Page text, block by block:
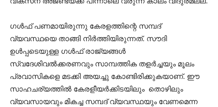
ഗള്‍ഫ് പണമായിരുന്നു കേരളത്തിന്റെ സമ്പദ്
വ്യവസ്ഥയെ താങ്ങി നിര്‍ത്തിയിരുന്നത്. സൗദി
ഉള്‍പ്പടെയുള്ള ഗള്‍ഫ് രാജ്യങ്ങള്‍
സ്വദേശിവല്‍ക്കരണവും സാമ്പത്തിക തളര്‍ച്ചയും മൂലം
പ്രവാസികളെ മടക്കി അയച്ചു കോണ്ടിരിക്കുകയാണ്. ഈ
സാഹചര്യത്തില്‍ കേരളീയര്‍ക്കിടയിലും തൊഴിലും
വ്യവസായവും മികച്ച സമ്പദ് വ്യവസ്ഥയും വേണമെന്ന